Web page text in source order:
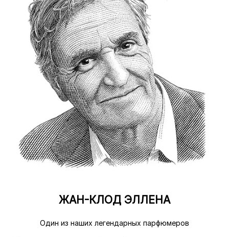
ЖАН-КЛОД ЭЛЛЕНА
Один из наших легендарных парфюмеров